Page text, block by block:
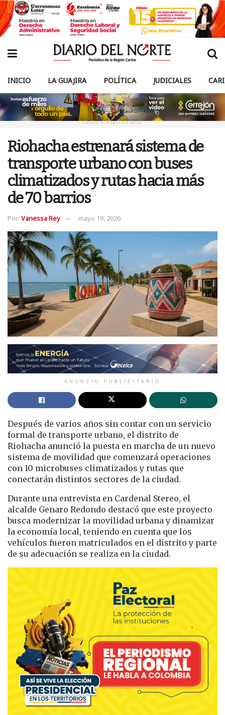
INICIO LA GUAJIRA POLÍTICA JUDICIALES
ANUNCIO PUBLICITARIO
Riohacha estrenará sistema de
transporte urbano con buses
climatizados y rutas hacia más
de 70 barrios
Por: Vanessa Rey mayo 19, 2026
ANUNCIO PUBLICITARIO
Después de varios años sin contar con un servicio
formal de transporte urbano, el distrito de
Riohacha anunció la puesta en marcha de un nuevo
sistema de movilidad que comenzará operaciones
con 10 microbuses climatizados y rutas que
conectarán distintos sectores de la ciudad.
Durante una entrevista en Cardenal Stereo, el
alcalde Genaro Redondo destacó que este proyecto
busca modernizar la movilidad urbana y dinamizar
la economía local, teniendo en cuenta que los
vehículos fueron matriculados en el distrito y parte
de su adecuación se realiza en la ciudad.